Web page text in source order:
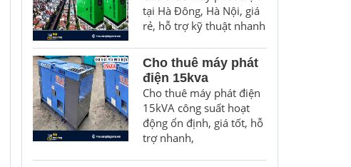
tại Hà Đông, Hà Nội, giá
rẻ, hỗ trợ kỹ thuật nhanh
Cho thuê máy phát
điện 15kva
Cho thuê máy phát điện
15kVA công suất hoạt
động ổn định, giá tốt, hỗ
trợ nhanh,